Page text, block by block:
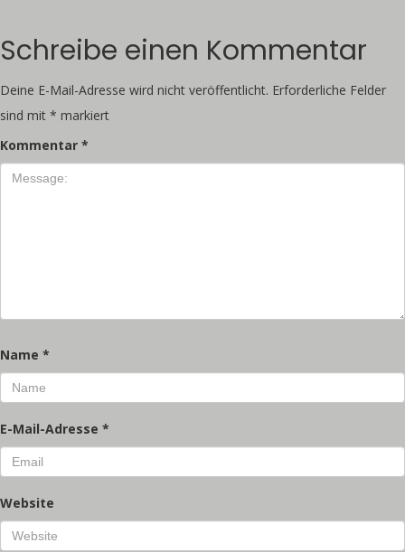
Schreibe einen Kommentar
Deine E-Mail-Adresse wird nicht veröffentlicht. Erforderliche Felder
sind mit * markiert
Kommentar *
Name *
E-Mail-Adresse *
Website